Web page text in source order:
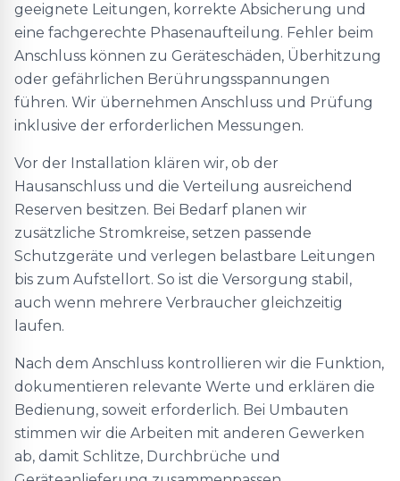
geeignete Leitungen, korrekte Absicherung und
eine fachgerechte Phasenaufteilung. Fehler beim
Anschluss können zu Geräteschäden, Überhitzung
oder gefährlichen Berührungsspannungen
führen. Wir übernehmen Anschluss und Prüfung
inklusive der erforderlichen Messungen.
Vor der Installation klären wir, ob der
Hausanschluss und die Verteilung ausreichend
Reserven besitzen. Bei Bedarf planen wir
zusätzliche Stromkreise, setzen passende
Schutzgeräte und verlegen belastbare Leitungen
bis zum Aufstellort. So ist die Versorgung stabil,
auch wenn mehrere Verbraucher gleichzeitig
laufen.
Nach dem Anschluss kontrollieren wir die Funktion,
dokumentieren relevante Werte und erklären die
Bedienung, soweit erforderlich. Bei Umbauten
stimmen wir die Arbeiten mit anderen Gewerken
ab, damit Schlitze, Durchbrüche und